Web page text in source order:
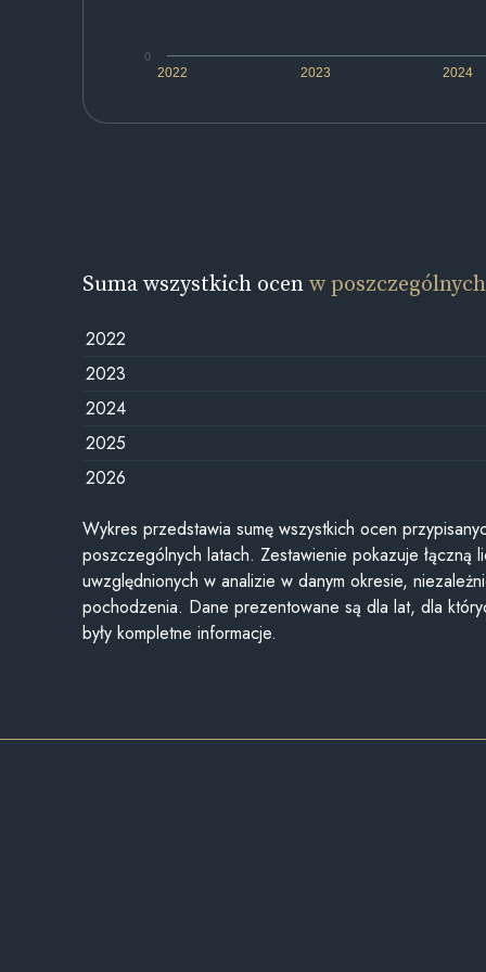
2022 2023 2024
0
Suma wszystkich ocenw
2022
2023
2024
2025
2026
Wykres przedstawia sumę wszystkich ocen
poszczególnych latach. Zestawienie pokazuje łączną
uwzględnionych w analizie w danym okresie,
pochodzenia. Dane prezentowane są dla lat, dla
były kompletne informacje.